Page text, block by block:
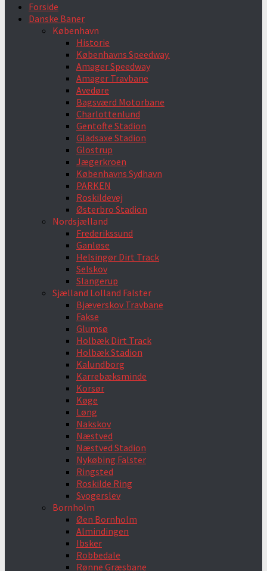
Forside
Danske Baner
København
Historie
Københavns Speedway.
Amager Speedway
Amager Travbane
Avedøre
Bagsværd Motorbane
Charlottenlund
Gentofte Stadion
Gladsaxe Stadion
Glostrup
Jægerkroen
Københavns Sydhavn
PARKEN
Roskildevej
Østerbro Stadion
Nordsjælland
Frederikssund
Ganløse
Helsingør Dirt Track
Selskov
Slangerup
Sjælland Lolland Falster
Bjæverskov Travbane
Fakse
Glumsø
Holbæk Dirt Track
Holbæk Stadion
Kalundborg
Karrebæksminde
Korsør
Køge
Løng
Nakskov
Næstved
Næstved Stadion
Nykøbing Falster
Ringsted
Roskilde Ring
Svogerslev
Bornholm
Øen Bornholm
Almindingen
Ibsker
Robbedale
Rønne Græsbane